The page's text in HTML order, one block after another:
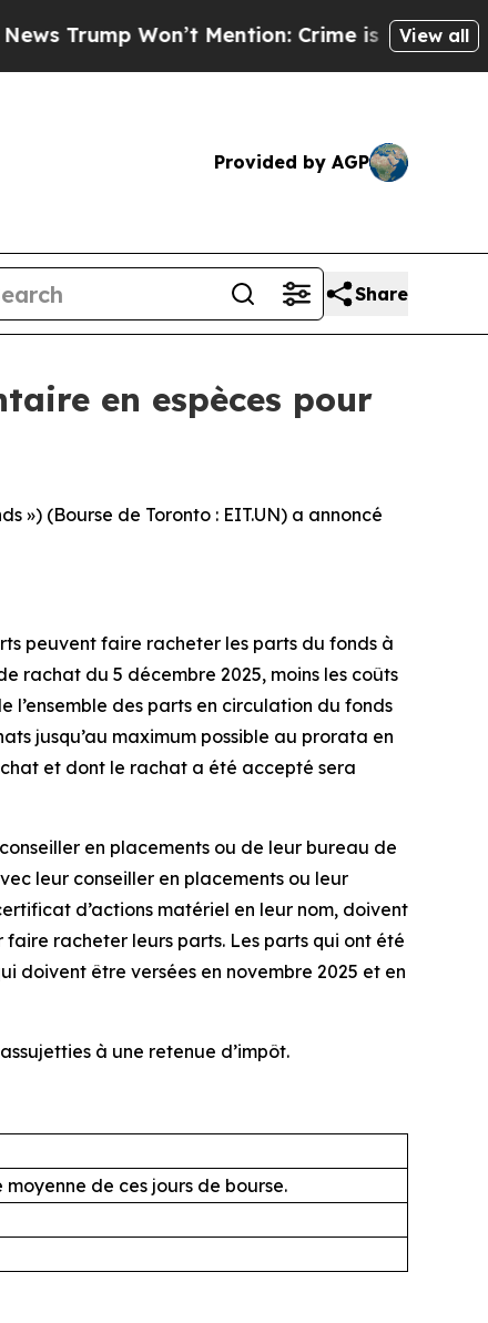
Won’t Mention: Crime is Plunging, but he
View all
Provided by AGP
Share
en espèces pour
») (Bourse de Toronto : EIT.UN) a annoncé
peuvent faire racheter les parts du fonds à
rachat du 5 décembre 2025, moins les coûts
l’ensemble des parts en circulation du fonds
jusqu’au maximum possible au prorata en
et dont le rachat a été accepté sera
en placements ou de leur bureau de
leur conseiller en placements ou leur
d’actions matériel en leur nom, doivent
faire racheter leurs parts. Les parts qui ont été
doivent être versées en novembre 2025 et en
à une retenue d’impôt.
de ces jours de bourse.